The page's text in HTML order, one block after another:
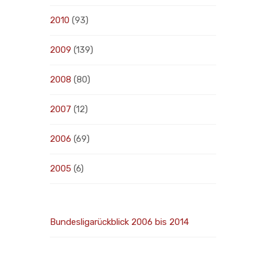
2010 (93)
2009 (139)
2008 (80)
2007 (12)
2006 (69)
2005 (6)
Bundesligarückblick 2006 bis 2014